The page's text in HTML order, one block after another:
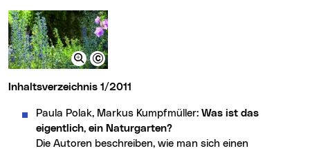
Inhaltsverzeichnis 1/2011
Paula Polak, Markus Kumpfmüller: Was ist das
eigentlich, ein Naturgarten?
Die Autoren beschreiben, wie man sich einen